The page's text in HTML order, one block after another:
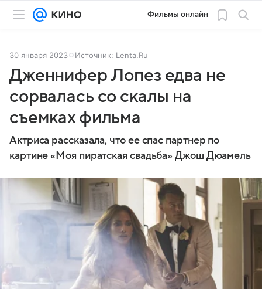
Фильмы онлайн
30 января 2023 Источник: Lenta.Ru
Дженнифер Лопез едва не
сорвалась со скалы на
съемках фильма
Актриса рассказала, что ее спас партнер по
картине «Моя пиратская свадьба» Джош Дюамель